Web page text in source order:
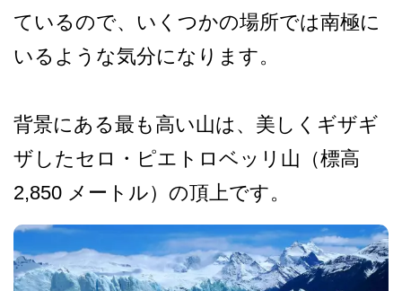
ているので、いくつかの場所では南極に
い­るような気分になります。
背景にある最も高い山は、美­しくギザギ
ザしたセロ・ピエトロベッリ山（標高
2,850 メートル）の頂上です。